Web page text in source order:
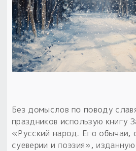
Без домыслов по поводу
праздников использую книгу
«Русский народ. Его обычаи,
суеверии и поэзия»,